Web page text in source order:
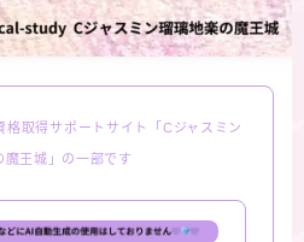
格取得サポートサイト「Cジャスミン
魔王城」の一部です